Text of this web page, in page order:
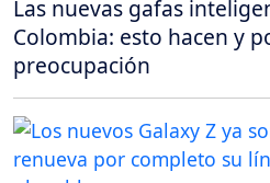
Las nuevas gafas
Colombia: esto hacen y
preocupación